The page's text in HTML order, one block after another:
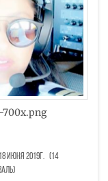
700x.png
18 Июня 2019г. (14